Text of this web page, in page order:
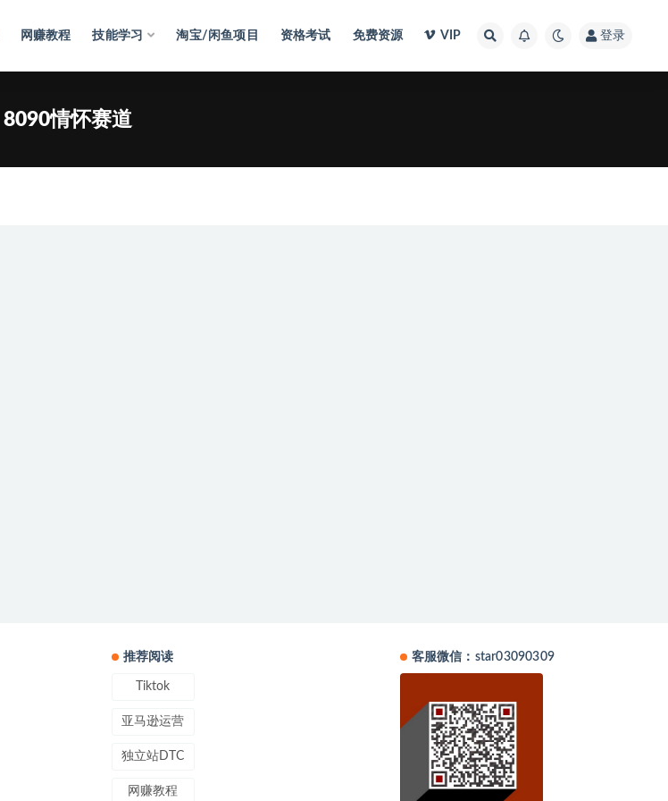
网赚教程 技能学习 淘宝/闲鱼项目 资格考试 免费资源 VIP 登录
8090情怀赛道
推荐阅读
Tiktok
亚马逊运营
独立站DTC
网赚教程
客服微信：star03090309